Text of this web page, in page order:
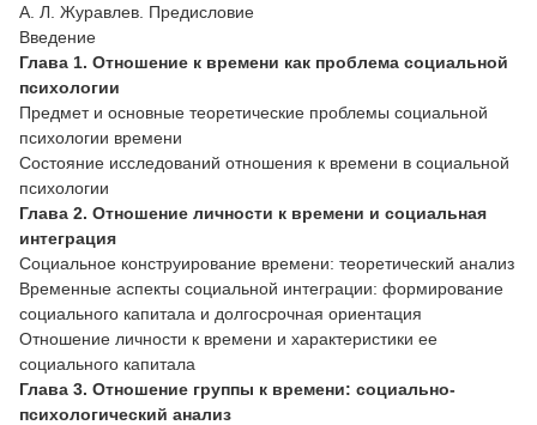
А. Л. Журавлев. Предисловие
Введение
Глава 1. Отношение к времени как проблема социальной
психологии
Предмет и основные теоретические проблемы социальной
психологии времени
Состояние исследований отношения к времени в социальной
психологии
Глава 2. Отношение личности к времени и социальная
интеграция
Социальное конструирование времени: теоретический анализ
Временные аспекты социальной интеграции: формирование
социального капитала и долгосрочная ориентация
Отношение личности к времени и характеристики ее
социального капитала
Глава 3. Отношение группы к времени: социально-
психологический анализ